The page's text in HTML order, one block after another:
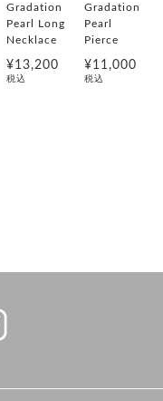
Gradation
Pearl Long
Necklace
¥13,200
税込
Gradation
Pearl
Pierce
¥11,000
税込